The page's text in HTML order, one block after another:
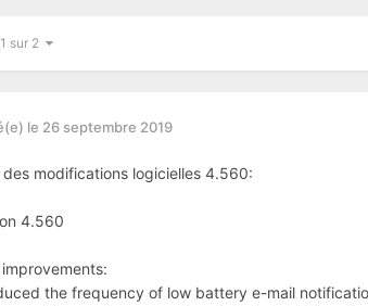
sur 2
le 26 septembre 2019
des modifications logicielles 4.560:
4.560
the frequency of low battery e-mail